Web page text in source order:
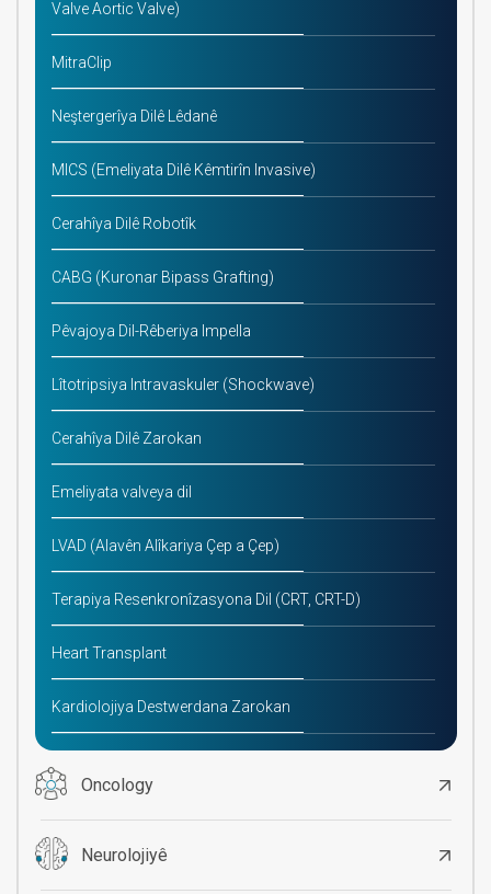
Valve Aortic Valve)
MitraClip
Neştergerîya Dilê Lêdanê
MICS (Emeliyata Dilê Kêmtirîn Invasive)
Cerahîya Dilê Robotîk
CABG (Kuronar Bipass Grafting)
Pêvajoya Dil-Rêberiya Impella
Lîtotripsiya Intravaskuler (Shockwave)
Cerahîya Dilê Zarokan
Emeliyata valveya dil
LVAD (Alavên Alîkariya Çep a Çep)
Terapiya Resenkronîzasyona Dil (CRT, CRT-D)
Heart Transplant
Kardiolojiya Destwerdana Zarokan
Oncology
Neurolojiyê